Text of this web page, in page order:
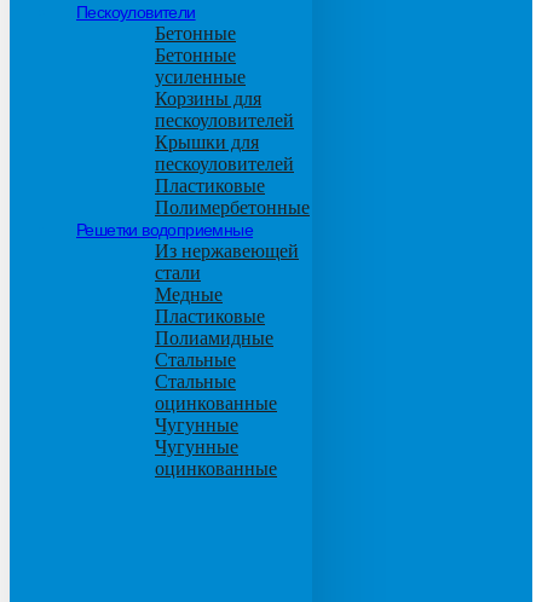
Пескоуловители
Бетонные
Бетонные
усиленные
Корзины для
пескоуловителей
Крышки для
пескоуловителей
Пластиковые
Полимербетонные
Решетки водоприемные
Из нержавеющей
стали
Медные
Пластиковые
Полиамидные
Стальные
Стальные
оцинкованные
Чугунные
Чугунные
оцинкованные